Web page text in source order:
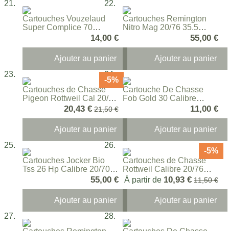
Cartouches Vouzelaud
Super Complice 70
14,00 €
Ajouter au panier
Cartouches Remington
Nitro Mag 20/76 35.5
55,00 €
Ajouter au panier
Cartouches de Chasse
Pigeon Rottweil Cal 20/70
-5%
Prix Spécial
20,43 € Prix normal
21,50 €
Ajouter au panier
Cartouche De Chasse
Fob Gold 30 Calibre
11,00 €
Ajouter au panier
Cartouches Jocker Bio
Tss 26 Hp Calibre 20/70
55,00 €
Ajouter au panier
Cartouches de Chasse
Rottweil Calibre 20/76
Magnum
-5%
À partir de 10,93 € Prix
11,50 €
Ajouter au panier